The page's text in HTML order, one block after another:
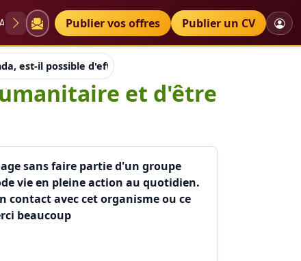
Diplômes Petites annonces
Publier vos offres Publier un CV
est-il possible d'effectuer un travail humanitaire et
et d'être
sans faire partie d'un groupe
vie en pleine action au quotidien.
contact avec cet organisme ou ce
beaucoup